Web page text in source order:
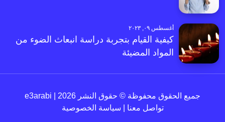
أغسطس ٠٩, ٢٠٢٣
كيفية القيام بتجربة دراسة انبعاث الضوء من
المواد المضيئة
جميع الحقوق محفوظة © حقوق النشر 2026 | e3arabi
تواصل معنا
سياسة الخصوصية